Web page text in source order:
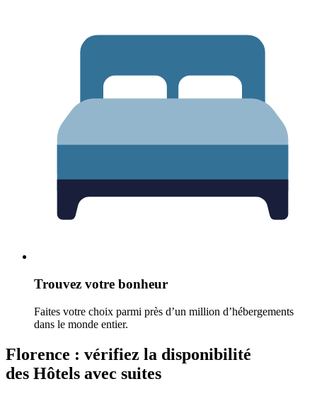
Trouvez votre bonheur
Faites votre choix parmi près d’un million d’hébergements
dans le monde entier.
Florence : vérifiez la disponibilité
des Hôtels avec suites